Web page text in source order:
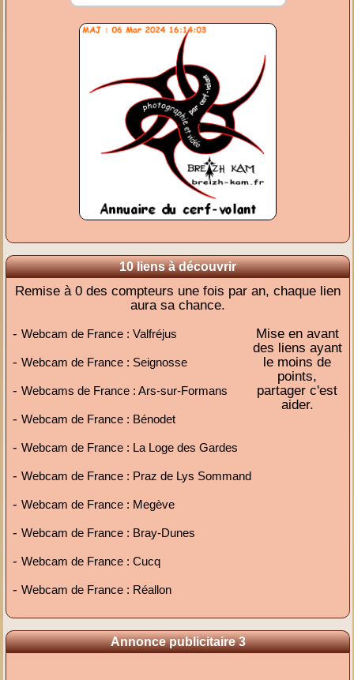
10 liens à découvrir
Remise à 0 des compteurs une fois par an, chaque lien
aura sa chance.
-Webcam de France : Valfréjus
-Webcam de France : Seignosse
-Webcams de France : Ars-sur-Formans
-Webcam de France : Bénodet
-Webcam de France : La Loge des Gardes
-Webcam de France : Praz de Lys Sommand
-Webcam de France : Megève
-Webcam de France : Bray-Dunes
-Webcam de France : Cucq
-Webcam de France : Réallon
Mise en avant
des liens ayant
le moins de
points,
partager c'est
aider.
Annonce publicitaire 3